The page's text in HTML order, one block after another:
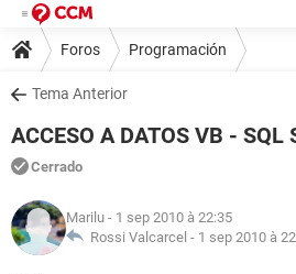
Foros Programación
Tema Anterior
ACCESO A DATOS VB - SQL
Cerrado
Marilu - 1 sep 2010 à 22:35
Rossi Valcarcel - 1 sep 2010 à